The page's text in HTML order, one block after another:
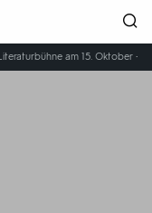
am 15. Oktober -